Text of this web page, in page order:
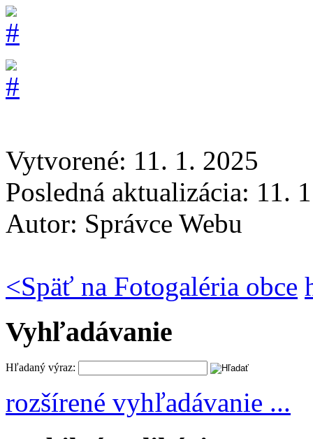
Vytvorené: 11. 1. 2025
Posledná aktualizácia: 11.
Autor: Správce Webu
<Späť na Fotogaléria obce
Vyhľadávanie
Hľadaný výraz:
rozšírené vyhľadávanie ...